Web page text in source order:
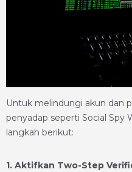
Untuk melindungi akun dan
penyadap seperti Social Spy
langkah berikut:
1. Aktifkan Two-Step